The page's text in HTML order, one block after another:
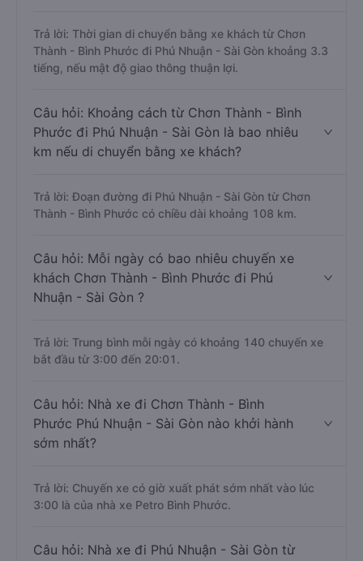
Trả lời: Thời gian di chuyển bằng xe khách từ Chơn
Thành - Bình Phước đi Phú Nhuận - Sài Gòn khoảng 3.3
tiếng, nếu mật độ giao thông thuận lợi.
Câu hỏi: Khoảng cách từ Chơn Thành - Bình
Phước đi Phú Nhuận - Sài Gòn là bao nhiêu
km nếu di chuyển bằng xe khách?
Trả lời: Đoạn đường đi Phú Nhuận - Sài Gòn từ Chơn
Thành - Bình Phước có chiều dài khoảng 108 km.
Câu hỏi: Mỗi ngày có bao nhiêu chuyến xe
khách Chơn Thành - Bình Phước đi Phú
Nhuận - Sài Gòn ?
Trả lời: Trung bình mỗi ngày có khoảng 140 chuyến xe
bắt đầu từ 3:00 đến 20:01.
Câu hỏi: Nhà xe đi Chơn Thành - Bình
Phước Phú Nhuận - Sài Gòn nào khởi hành
sớm nhất?
Trả lời: Chuyến xe có giờ xuất phát sớm nhất vào lúc
3:00 là của nhà xe Petro Bình Phước.
Câu hỏi: Nhà xe đi Phú Nhuận - Sài Gòn từ